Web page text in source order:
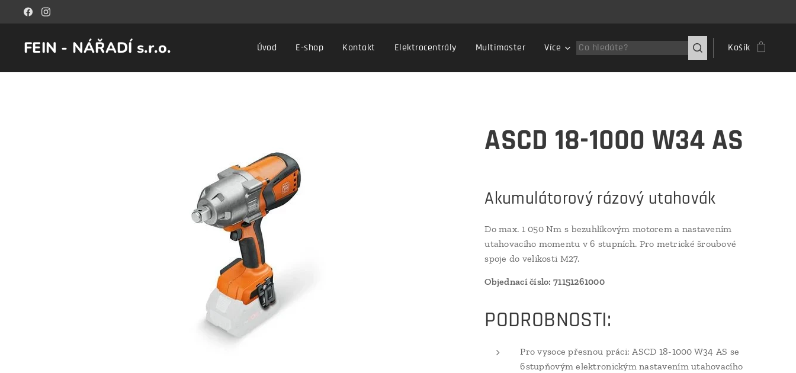
FEIN - NÁŘADÍ s.r.o. Úvod E-shop Kontakt Elektrocentrály Multimaster Více Košík
ASCD 18-1000 W34 AS
Akumulátorový rázový utahovák
Do max. 1 050 Nm s bezuhlíkovým motorem a nastavením
utahovacího momentu v 6 stupních. Pro metrické šroubové
spoje do velikosti M27.
Objednací číslo: 71151261000
PODROBNOSTI:
Pro vysoce přesnou práci: ASCD 18-1000 W34 AS se
6stupňovým elektronickým nastavením utahovacího